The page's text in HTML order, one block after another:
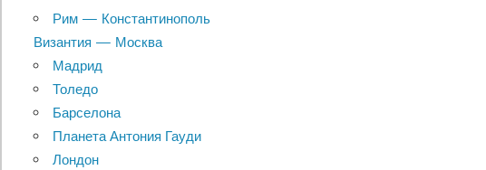
Рим — Константинополь
Византия — Москва
Мадрид
Толедо
Барселона
Планета Антония Гауди
Лондон